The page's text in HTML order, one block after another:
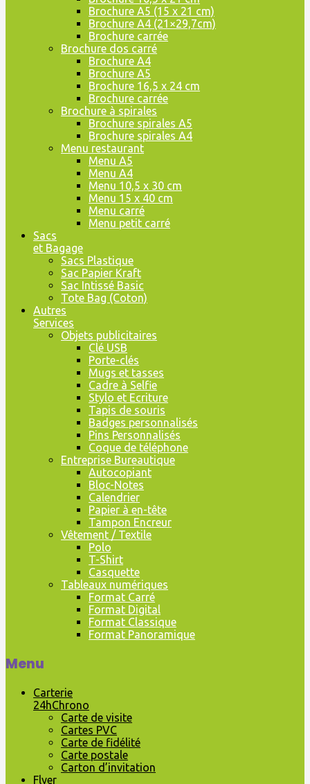
Brochure A5 (15 x 21 cm)
Brochure A4 (21×29,7cm)
Brochure carrée
Brochure dos carré
Brochure A4
Brochure A5
Brochure 16,5 x 24 cm
Brochure carrée
Brochure à spirales
Brochure spirales A5
Brochure spirales A4
Menu restaurant
Menu A5
Menu A4
Menu 10,5 x 30 cm
Menu 15 x 40 cm
Menu carré
Menu petit carré
Sacs
et Bagage
Sacs Plastique
Sac Papier Kraft
Sac Intissé Basic
Tote Bag (Coton)
Autres
Services
Objets publicitaires
Clé USB
Porte-clés
Mugs et tasses
Cadre à Selfie
Stylo et Ecriture
Tapis de souris
Badges personnalisés
Pins Personnalisés
Coque de téléphone
Entreprise Bureautique
Autocopiant
Bloc-Notes
Calendrier
Papier à en-tête
Tampon Encreur
Vêtement / Textile
Polo
T-Shirt
Casquette
Tableaux numériques
Format Carré
Format Digital
Format Classique
Format Panoramique
Menu
Carterie
24hChrono
Carte de visite
Cartes PVC
Carte de fidélité
Carte postale
Carton d’invitation
Flyer